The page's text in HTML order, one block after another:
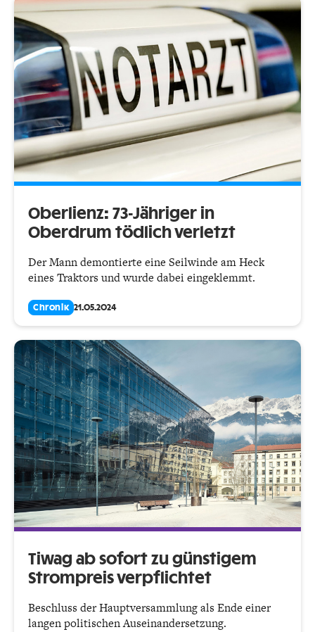
Oberlienz: 73-Jähriger in
Oberdrum tödlich verletzt
Der Mann demontierte eine Seilwinde am Heck
eines Traktors und wurde dabei eingeklemmt.
Chronik 21.05.2024
Tiwag ab sofort zu günstigem
Strompreis verpflichtet
Beschluss der Hauptversammlung als Ende einer
langen politischen Auseinandersetzung.